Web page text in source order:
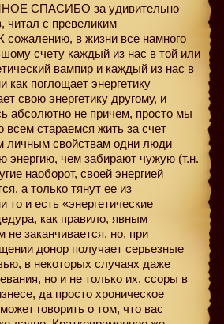
СПАСИБО за удивительно
читал с превеликим
сожалению, в жизни все намного
счету каждый из нас в той или
вампир и каждый из нас в
как поглощает энергетику
свою энергетику другому, и
абсолютно не причем, просто мы
всем стараемся жить за счет
личным свойствам одни люди
энергию, чем забирают чужую (т.н.
наоборот, своей энергией
а только тянут ее из
то и есть «энергетические
как правило, явным
заканчивается, но, при
донор получает серьезные
в некоторых случаях даже
но и не только их, ссоры в
да просто хроническое
говорить о том, что вас